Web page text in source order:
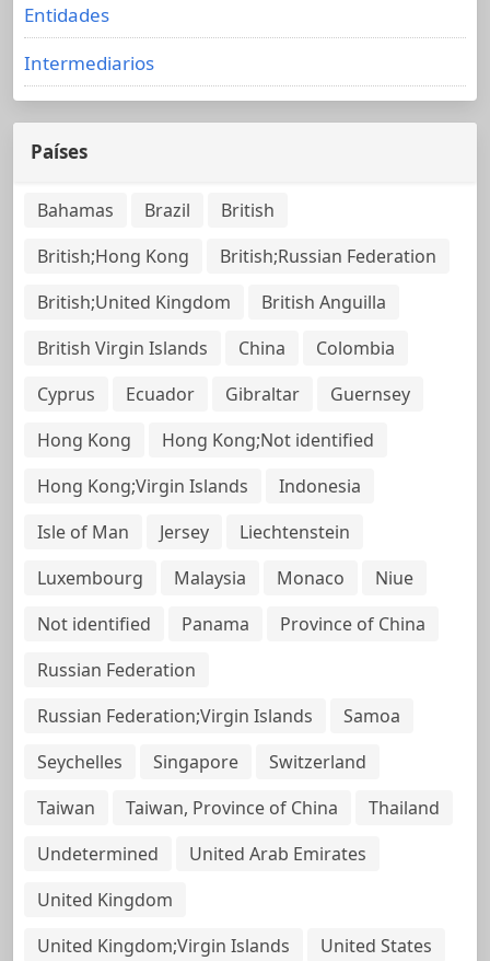
Entidades
Intermediarios
Países
Bahamas Brazil
British
British;Hong Kong
British;Russian Federation
British;United Kingdom
British Anguilla
British Virgin Islands
China
Colombia
Cyprus
Ecuador Gibraltar
Guernsey
Hong Kong
Hong Kong;Not identified
Hong Kong;Virgin Islands
Indonesia
Isle of Man
Jersey
Liechtenstein
Luxembourg
Malaysia Monaco
Niue
Not identified
Panama
Province of China
Russian Federation
Russian Federation;Virgin Islands
Samoa
Seychelles
Singapore
Switzerland
Taiwan
Taiwan, Province of China
Thailand
Undetermined
United Arab Emirates
United Kingdom
United Kingdom;Virgin Islands
United States